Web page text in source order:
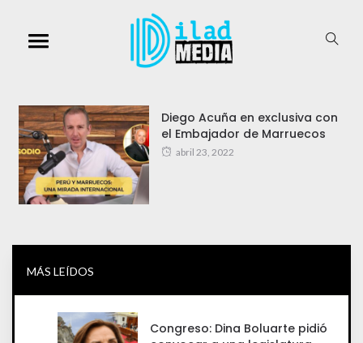
Diego Acuña en exclusiva con
el Embajador de Marruecos
abril 23, 2022
MÁS LEÍDOS
Congreso: Dina Boluarte pidió